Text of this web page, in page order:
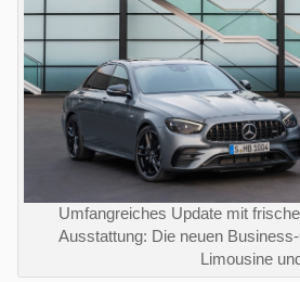
Umfangreiches Update mit
Ausstattung: Die neuen
Limousine